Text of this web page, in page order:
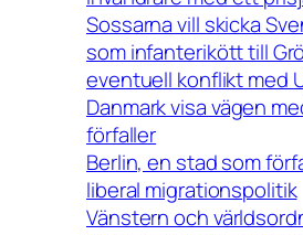
Sossarna vill skicka
som infanterikött till
eventuell konflikt med
Danmark visa vägen
förfaller
Berlin, en stad som
liberal migrationspolitik
Vänstern och